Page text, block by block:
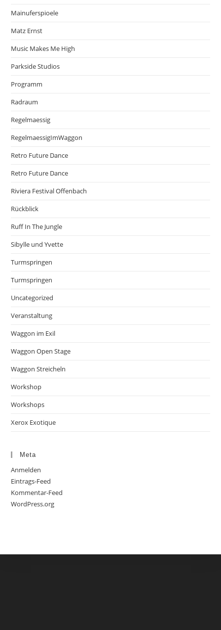
Mainuferspioele
Matz Ernst
Music Makes Me High
Parkside Studios
Programm
Radraum
Regelmaessig
RegelmaessigImWaggon
Retro Future Dance
Retro Future Dance
Riviera Festival Offenbach
Rückblick
Ruff In The Jungle
Sibylle und Yvette
Turmspringen
Turmspringen
Uncategorized
Veranstaltung
Waggon im Exil
Waggon Open Stage
Waggon Streicheln
Workshop
Workshops
Xerox Exotique
Meta
Anmelden
Eintrags-Feed
Kommentar-Feed
WordPress.org